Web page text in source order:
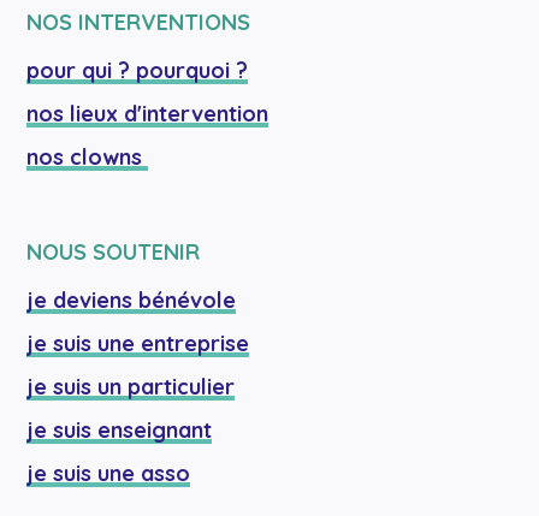
NOS INTERVENTIONS
pour qui ? pourquoi ?
nos lieux d'intervention
nos clowns
NOUS SOUTENIR
je deviens bénévole
je suis une entreprise
je suis un particulier
je suis enseignant
je suis une asso